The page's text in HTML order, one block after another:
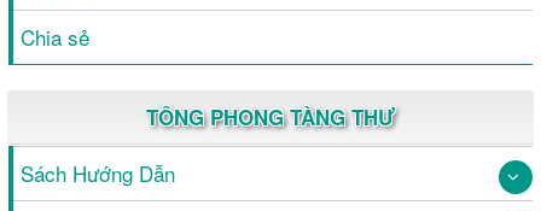
Chia sẻ
TÔNG PHONG TÀNG THƯ
Sách Hướng Dẫn